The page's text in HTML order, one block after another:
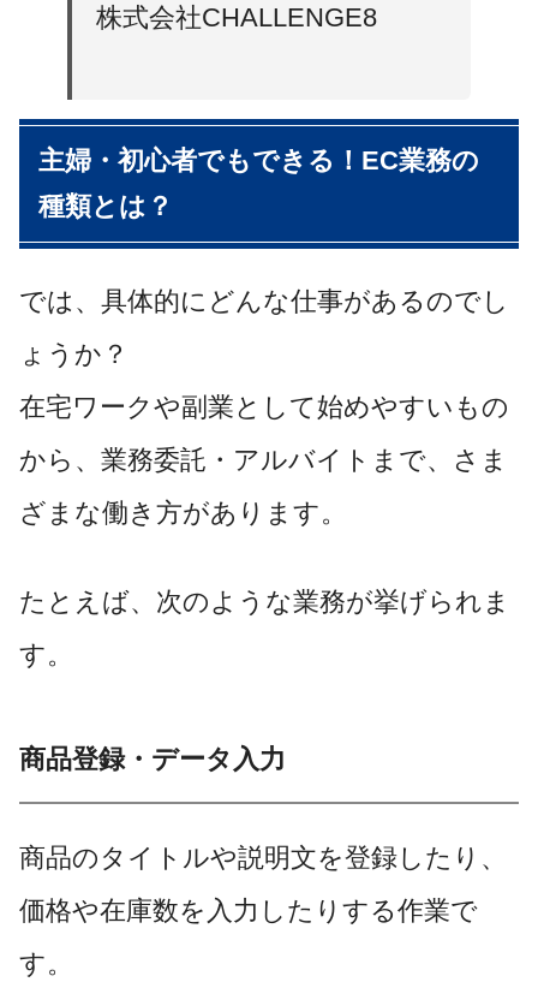
株式会社CHALLENGE8
主婦・初心者でもできる！EC業務の
種類とは？
では、具体的にどんな仕事があるのでし
ょうか？
在宅ワークや副業として始めやすいもの
から、業務委託・アルバイトまで、さま
ざまな働き方があります。
たとえば、次のような業務が挙げられま
す。
商品登録・データ入力
商品のタイトルや説明文を登録したり、
価格や在庫数を入力したりする作業で
す。